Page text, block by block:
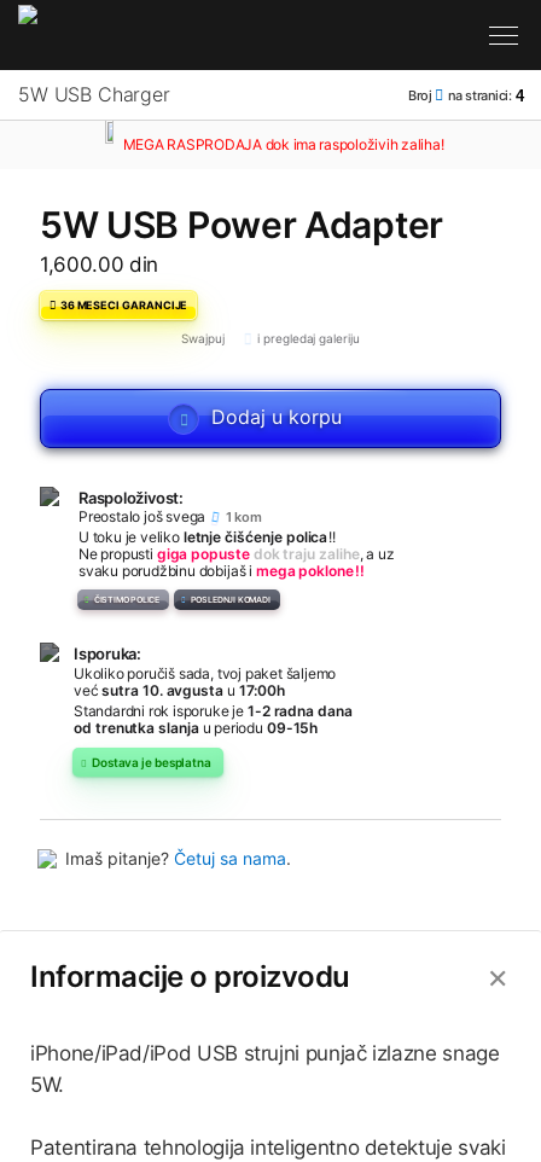
Broj na stranici: 4
MEGA RASPRODAJA dok ima raspoloživih zaliha!
5W USB Power Adapter
1,600.00 din
36 MESECI GARANCIJE
Swajpuj i pregledaj galeriju
Dodaj u korpu
Raspoloživost:
Preostalo još svega 1 kom
U toku je veliko letnje čišćenje polica!!
Ne propusti giga popuste dok traju zalihe, a uz
svaku porudžbinu dobijaš i mega poklone!!
ČISTIMO POLICE POSLEDNJI KOMADI
Isporuka:
Ukoliko poručiš sada, tvoj paket šaljemo
većsutra 10. avgusta u 17:00h
Standardni rok isporuke je 1-2 radna dana
od trenutka slanjau periodu 09-15h
Dostava je besplatna
Imaš pitanje? Četuj sa nama.
Informacije o proizvodu ✕
iPhone/iPad/iPod USB strujni punjač izlazne snage
5W.
Patentirana tehnologija inteligentno detektuje svaki